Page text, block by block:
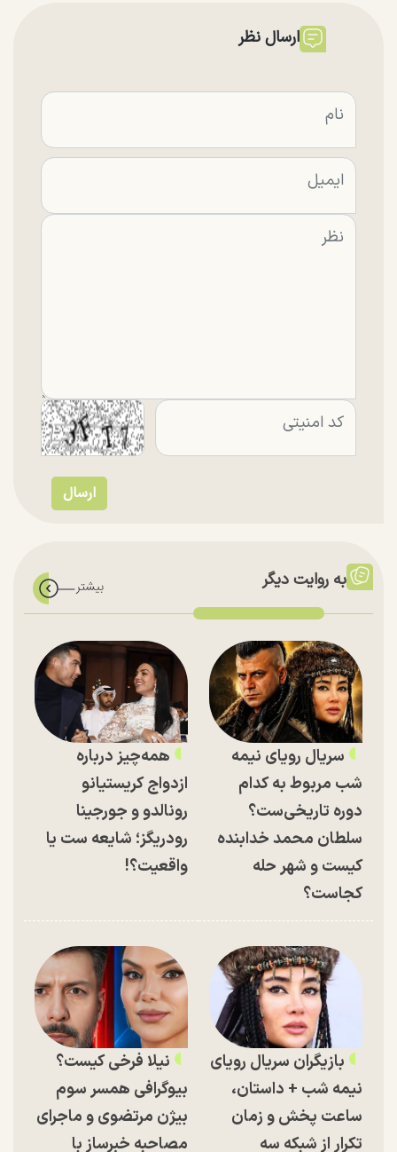
ارسال نظر
به روایت دیگر
سریال رویای نیمه
شب مربوط به کدام
دوره تاریخی‌ست؟
سلطان محمد خدابنده
کیست و شهر حله
کجاست؟
همه‌چیز درباره
ازدواج کریستیانو
رونالدو و جورجینا
رودریگز؛ شایعه ست یا
واقعیت؟!
بازیگران سریال رویای
نیمه شب + داستان،
ساعت پخش و زمان
تکرار از شبکه سه
نیلا فرخی کیست؟
بیوگرافی همسر سوم
بیژن مرتضوی و ماجرای
مصاحبه خبرساز با